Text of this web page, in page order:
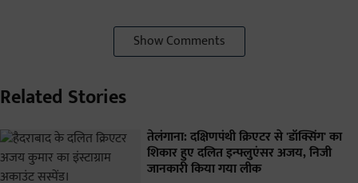
Show Comments
Related Stories
तेलंगाना: दक्षिणपंथी क्रिएटर से 'डॉक्सिंग' का
शिकार हुए दलित इन्फ्लुएंसर अजय, निजी
जानकारी किया गया लीक